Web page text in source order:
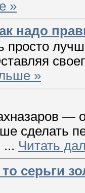
»
надо
просто
»
—
сделать
... Читать
серьги